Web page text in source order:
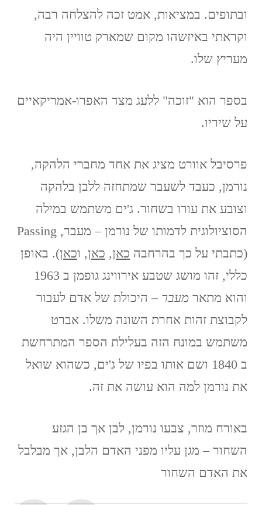
ובתופים. במציאות, אמט זכה להצלחה רבה,
וקראתי באיזשהו מקום שמארק טוויין היה
מעריץ שלו.
בספר הוא "זוכה" ללעג מצד האפרו-אמריקאיים
על שיריו.
פרסיבל אוורט מציג את אחד מחברי הלהקה,
נורמן, כעבד לשעבר שמתחזה ללבן בלהקה
וצובע את עורו בשחור. ג'ים משתמש במילה
הסוציולוגית לדמותו של נורמן – מעבר, Passing
(כתבתי על כך בהרחבה כאן, כאן, וכאן). באופן
כללי, זהו מושג שטבע אירווינג גופמן ב 1963
והוא מתאר מעבר – היכולת של אדם לעבור
לקבוצת זהות אחרת השונה משלו. אברט
משתמש במונח הזה בעלילת הספר המתרחשת
ב 1840 ושם אותו בפיו של ג'ים, כשהוא שואל
את נורמן למה הוא עושה את זה.
באורח מוזר, צבעו נורמן, לבן אך בן הגזע
השחור – מגן עליו מפני האדם הלבן, אך מבלבל
את האדם השחור